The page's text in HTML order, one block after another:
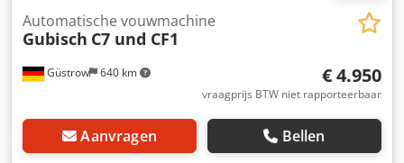
Güstrow 640 km
Automatische vouwmachine
Gubisch C7 und CF1
€ 4.950
vraagprijs BTW niet rapporteerbaar
Aanvragen Bellen